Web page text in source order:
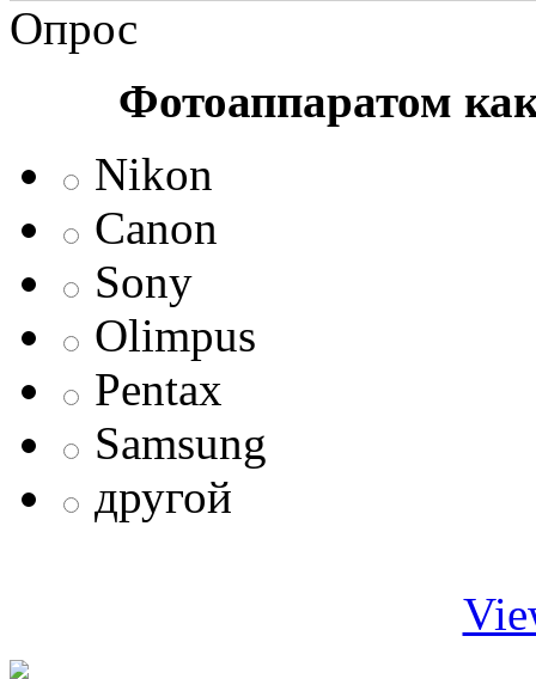
Опрос
Фотоаппаратом
Nikon
Canon
Sony
Olimpus
Pentax
Samsung
другой